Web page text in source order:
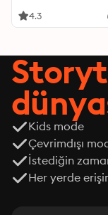
4.3
Kids mode
Çevrimdışı
İstediğin
Her yerde